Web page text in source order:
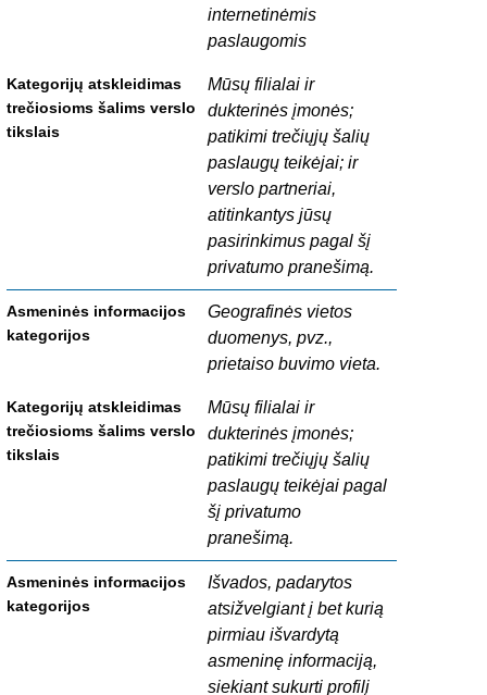
internetinėmis
paslaugomis
Mūsų filialai ir
dukterinės įmonės;
patikimi trečiųjų šalių
paslaugų teikėjai; ir
verslo partneriai,
atitinkantys jūsų
pasirinkimus pagal šį
privatumo pranešimą.
Geografinės vietos
duomenys, pvz.,
prietaiso buvimo vieta.
Mūsų filialai ir
dukterinės įmonės;
patikimi trečiųjų šalių
paslaugų teikėjai pagal
šį privatumo
pranešimą.
Išvados, padarytos
atsižvelgiant į bet kurią
pirmiau išvardytą
asmeninę informaciją,
siekiant sukurti profilį